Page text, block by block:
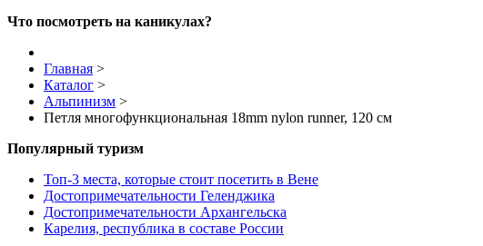
Что посмотреть на каникулах?
Главная >
Каталог >
Альпинизм >
Петля многофункциональная 18mm nylon runner, 120 см
Популярный туризм
Топ-3 места, которые стоит посетить в Вене
Достопримечательности Геленджика
Достопримечательности Архангельска
Карелия, республика в составе России